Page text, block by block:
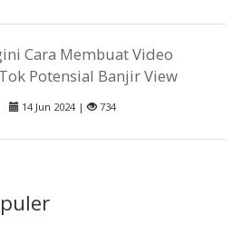
Cara Membuat Video
Potensial Banjir View
14 Jun 2024 | 734